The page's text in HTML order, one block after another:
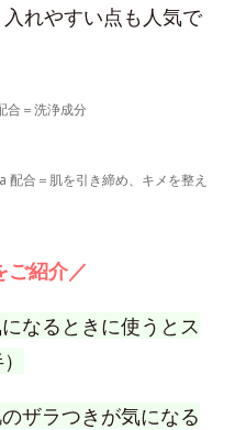
れやすい点も人気で
合＝洗浄成分
合＝肌を引き締め、キメを整え
ご紹介／
なるときに使うとス
ザラつきが気になる